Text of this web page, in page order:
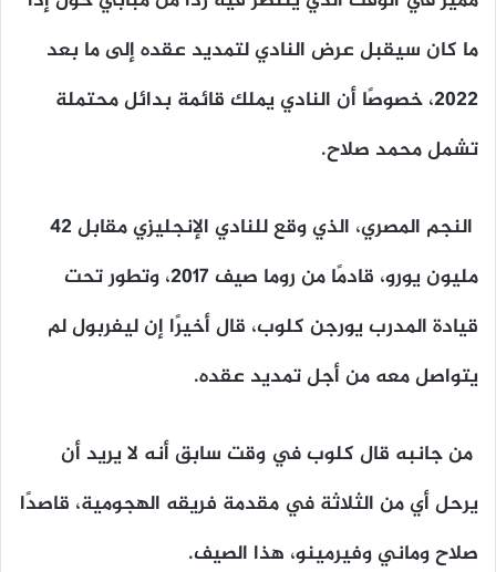
ما كان سيقبل عرض النادي لتمديد عقده إلى ما بعد
2022، خصوصًا أن النادي يملك قائمة بدائل محتملة
تشمل محمد صلاح.
النجم المصري، الذي وقع للنادي الإنجليزي مقابل 42
مليون يورو، قادمًا من روما صيف 2017، وتطور تحت
قيادة المدرب يورجن كلوب، قال أخيرًا إن ليفربول لم
يتواصل معه من أجل تمديد عقده.
من جانبه قال كلوب في وقت سابق أنه لا يريد أن
يرحل أي من الثلاثة في مقدمة فريقه الهجومية، قاصدًا
صلاح وماني وفيرمينو، هذا الصيف.